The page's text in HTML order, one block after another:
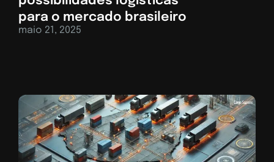
para o mercado brasileiro
maio 21, 2025